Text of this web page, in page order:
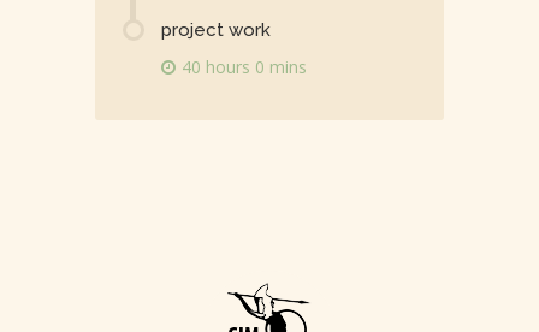
project work
40 hours 0 mins